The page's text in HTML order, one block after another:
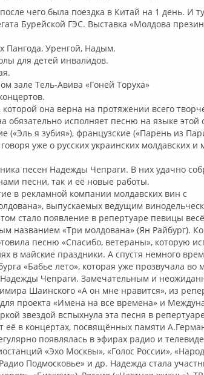
чего была поездка в Китай на 1 день. И
Бурейской ГЭС. Выставка «Молдова
Пангода, Уренгой, Надым.
для детей инвалидов.
зале Тель-Авива «Гоней Торуха»
она верна на протяжении всего
обязательно исполняет песню на языке этой
(«Эль я зубия»), французские («Парень из
уже о русских украинских молдавских и
песен Надежды Чепраги. В них удачно
песни, так и её новые работы.
в рекламной компании молдавских вин с
выпускаемых ведущим
стало появление в репертуаре певицы
названием «Три молдована» (Ян Райбург).
песню «Спасибо, ветераны», которую
в майские праздники. А спустя немного
«Бабье лето», которая уже прозвучала во
Чепраги. Замечательным и
Шаинского «А он мне нравится», из
проекта «Имена на все времена» и
звездой вспыхнула эта песня в
её в концертах, посвящённых памяти
появлялась в эфирах радио и
«Эхо Москвы», «Голос России»,
Подмосковье» и др. Надежда стала